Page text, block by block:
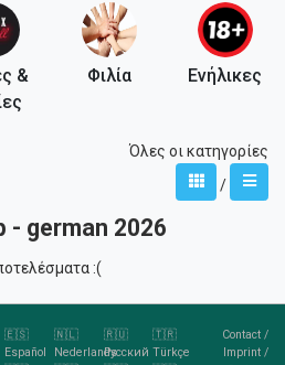
&
Φιλία Ενήλικες
Όλες οι κατηγορίες
/
- german 2026
:(
🇪🇸
Español
🇳🇱
Nederlands
🇷🇺
Русский
🇹🇷
Türkçe
Contact/
Imprint/